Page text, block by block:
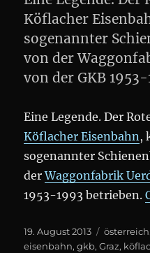
blieb
Köflacher
sogenannter
von der
von der GKB
Eine Legende. Der
Köflacher Eisenbahn,
sogenannter
derWaggonfabrik
1953-1993 betrieben.
Posted
on
19. August 2013 Categories
österreich
eisenbahn,gkb,Graz,